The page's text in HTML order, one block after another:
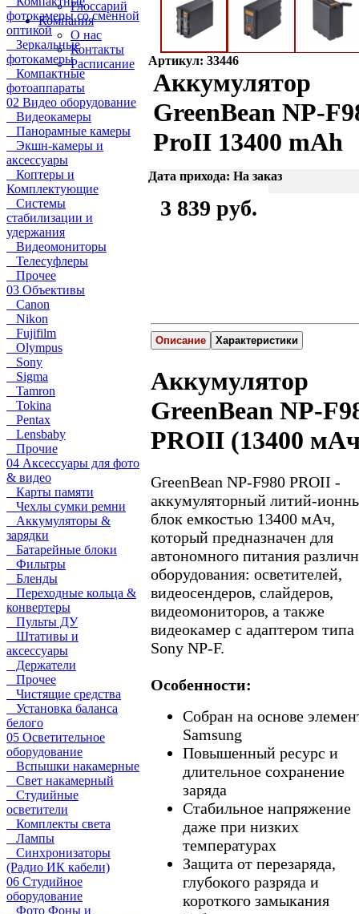
Глоссарий
Компания
О нас
Контакты
Расписание
фотокамеры со сменной
оптикой
Зеркальные
фотокамеры
Компактные
фотоаппараты
02 Видео оборудование
Видеокамеры
Панорамные камеры
Экшн-камеры и
аксессуары
Коптеры и
Комплектующие
Системы
стабилизации и
удержания
Видеомониторы
Телесуфлеры
Прочее
03 Объективы
Canon
Nikon
Fujifilm
Olympus
Sony
Sigma
Tamron
Tokina
Pentax
Lensbaby
Прочие
04 Аксессуары для фото
& видео
Карты памяти
Чехлы сумки ремни
Аккумуляторы &
зарядки
Батарейные блоки
Фильтры
Бленды
Переходные кольца &
конвертеры
Пульты ДУ
Штативы и
аксессуары
Держатели
Прочее
Чистящие средства
Установка баланса
белого
05 Осветительное
оборудование
Вспышки накамерные
Свет накамерный
Студийные
осветители
Комплекты света
Лампы
Синхронизаторы
(Радио ИК кабели)
06 Студийное
оборудование
Фото Фоны и
Артикул: 33446
Аккумулятор
GreenBean NP-
ProII 13400 mAh
Дата прихода: На заказ
3 839 руб.
Описание Характеристики
Аккумулятор
GreenBean NP-
PROII (13400
GreenBean NP-F980 PROII -
аккумуляторный литий-
блок емкостью 13400 мАч,
который предназначен для
автономного питания
оборудования: осветителей,
видеосендеров, слайдеров,
видеомониторов, а также
видеокамер с адаптером типа
Sony NP-F.
Особенности:
Собран на основе
Samsung
Повышенный ресурс и
длительное сохранение
заряда
Стабильное напряжение
даже при низких
температурах
Защита от перезаряда,
глубокого разряда и
короткого замыкания